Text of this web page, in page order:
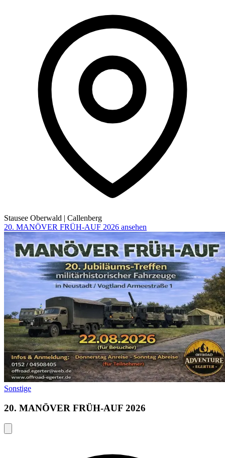
Stausee Oberwald | Callenberg
20. MANÖVER FRÜH-AUF 2026 ansehen
Sonstige
20. MANÖVER FRÜH-AUF 2026